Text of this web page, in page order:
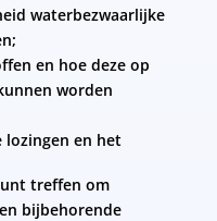
waterbezwaarlijke
;
en hoe deze op
worden
lozingen en het
treffen om
bijbehorende